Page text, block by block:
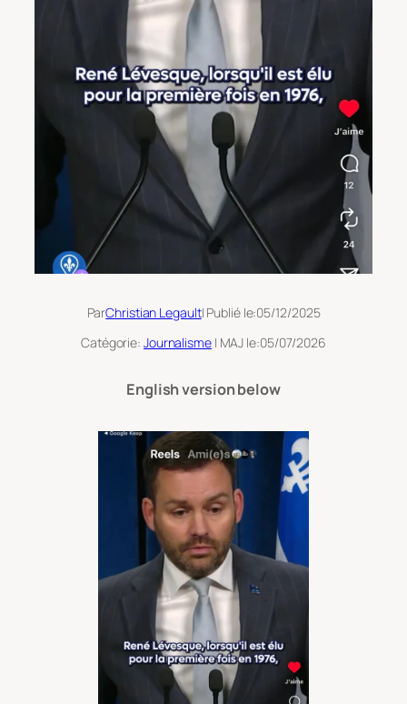
ParChristian Legault| Publié le:05/12/2025
Catégorie: Journalisme| MAJ le:05/07/2026
English version below